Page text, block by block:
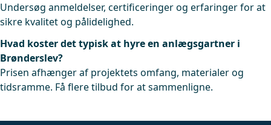
Undersøg anmeldelser, certificeringer og erfaringer for at
sikre kvalitet og pålidelighed.
Hvad koster det typisk at hyre en anlægsgartner i
Brønderslev?
Prisen afhænger af projektets omfang, materialer og
tidsramme. Få flere tilbud for at sammenligne.